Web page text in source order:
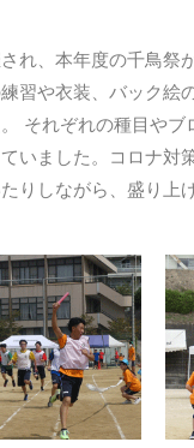
、本年度の千鳥祭
習や衣装、バック絵
それぞれの種目やブ
いました。コロナ対
りしながら、盛り上